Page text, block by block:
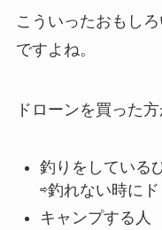
こういったおもし
ですよね。
ドローンを買った
釣りをしている
⇨釣れない時に
キャンプする人